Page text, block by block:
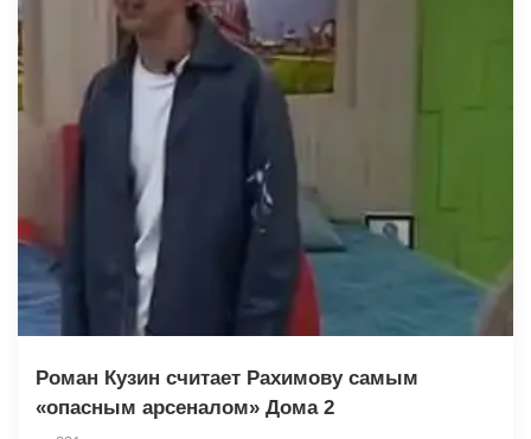
Роман Кузин считает Рахимову самым
«опасным арсеналом» Дома 2